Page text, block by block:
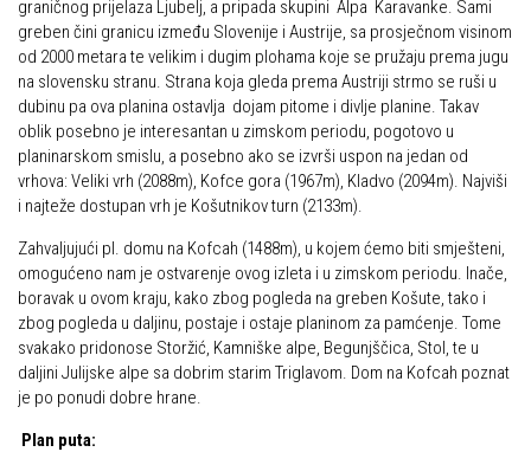
Obiteljska
Plan izleta Obiteljske sekcije za 2026. godinu
Izleti
Izvješća s izleta Obiteljske sekcije
Pruži mi ruku – OSI
OSI Novosti
Izleti
Izvješća s izleta OSI
Visokogorci
Novosti SVP
Povijest SVP
Alpinistička škola
Speleološka škola HPD Željezničar
Obilaznice
Gojzerica
Špiljama Lijepe Naše
50 vrhova za 50 godina društva
Od vrha do vrha
4 godišnja doba na Oštrcu
Beži Jankec
graničnog prijelaza Ljubelj, a pripada skupini Alpa Karavanke. Sami
greben čini granicu između Slovenije i Austrije, sa prosječnom visinom
od 2000 metara te velikim i dugim plohama koje se pružaju prema jugu
na slovensku stranu. Strana koja gleda prema Austriji strmo se ruši u
dubinu pa ova planina ostavlja dojam pitome i divlje planine. Takav
oblik posebno je interesantan u zimskom periodu, pogotovo u
planinarskom smislu, a posebno ako se izvrši uspon na jedan od
vrhova: Veliki vrh (2088m), Kofce gora (1967m), Kladvo (2094m). Najviši
i najteže dostupan vrh je Košutnikov turn (2133m).
Zahvaljujući pl. domu na Kofcah (1488m), u kojem ćemo biti smješteni,
omogućeno nam je ostvarenje ovog izleta i u zimskom periodu. Inače,
boravak u ovom kraju, kako zbog pogleda na greben Košute, tako i
zbog pogleda u daljinu, postaje i ostaje planinom za pamćenje. Tome
svakako pridonose Storžić, Kamniške alpe, Begunjščica, Stol, te u
daljini Julijske alpe sa dobrim starim Triglavom. Dom na Kofcah poznat
je po ponudi dobre hrane.
Plan puta: